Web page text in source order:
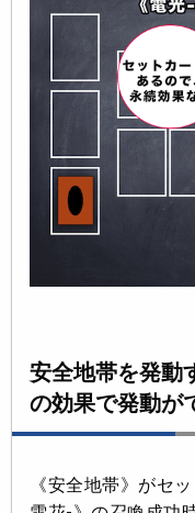
安全地帯を発動
の効果で発動が
《安全地帯》がセ